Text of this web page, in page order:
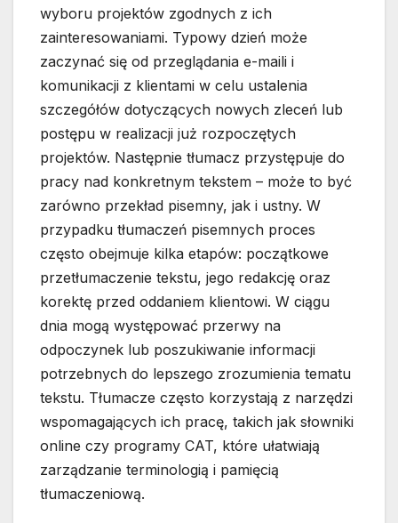
wyboru projektów zgodnych z ich
zainteresowaniami. Typowy dzień może
zaczynać się od przeglądania e-maili i
komunikacji z klientami w celu ustalenia
szczegółów dotyczących nowych zleceń lub
postępu w realizacji już rozpoczętych
projektów. Następnie tłumacz przystępuje do
pracy nad konkretnym tekstem – może to być
zarówno przekład pisemny, jak i ustny. W
przypadku tłumaczeń pisemnych proces
często obejmuje kilka etapów: początkowe
przetłumaczenie tekstu, jego redakcję oraz
korektę przed oddaniem klientowi. W ciągu
dnia mogą występować przerwy na
odpoczynek lub poszukiwanie informacji
potrzebnych do lepszego zrozumienia tematu
tekstu. Tłumacze często korzystają z narzędzi
wspomagających ich pracę, takich jak słowniki
online czy programy CAT, które ułatwiają
zarządzanie terminologią i pamięcią
tłumaczeniową.